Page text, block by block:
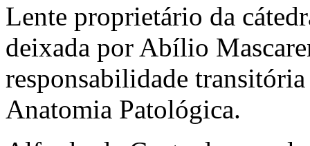
Lente proprietário da
deixada por Abílio
responsabilidade
Anatomia Patológica.